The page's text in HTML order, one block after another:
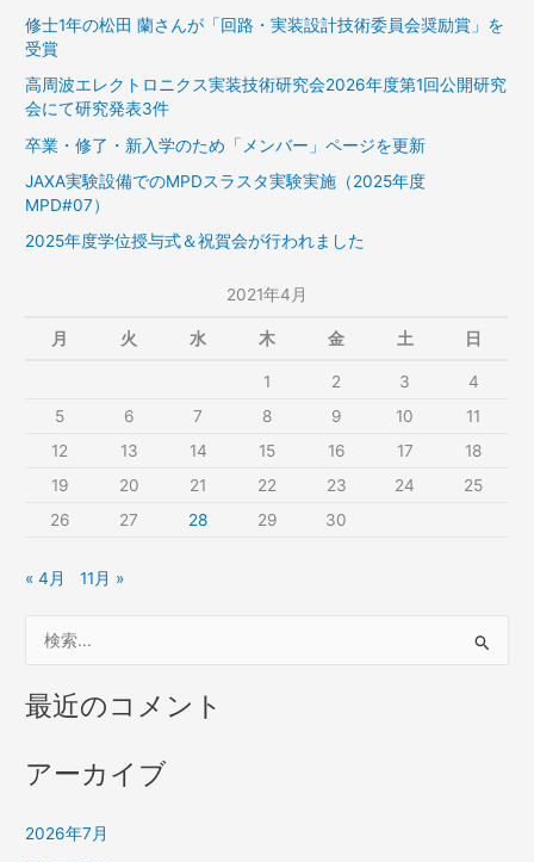
修士1年の松田 蘭さんが「回路・実装設計技術委員会奨励賞」を
受賞
高周波エレクトロニクス実装技術研究会2026年度第1回公開研究
会にて研究発表3件
卒業・修了・新入学のため「メンバー」ページを更新
JAXA実験設備でのMPDスラスタ実験実施（2025年度
MPD#07）
2025年度学位授与式＆祝賀会が行われました
2021年4月
月 火 水 木 金 土 日
1 2 3
4
5
6 7 8 9 10
11
12
13 14 15 16 17
18
19
20 21 22 23 24
25
26
27 28 29 30
« 4月 11月 »
対
最近のコメント
アーカイブ
2026年7月